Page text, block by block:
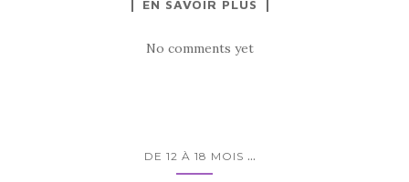
EN SAVOIR PLUS
No comments yet
DE 12 À 18 MOIS ...